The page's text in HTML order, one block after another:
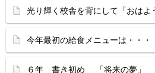
光り輝く校舎を背にして「おはよ
今年最初の給食メニューは・・・
６年 書き初め 「将来の夢」